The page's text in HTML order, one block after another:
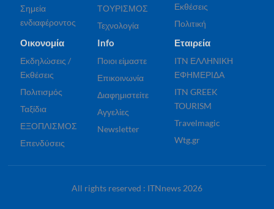
Σημεία
ενδιαφέροντος
ΤΟΥΡΙΣΜΟΣ
Τεχνολογία
Εκθέσεις
Πολιτική
Οικονομία
Εκδηλώσεις /
Εκθέσεις
Πολιτισμός
Ταξίδια
ΕΞΟΠΛΙΣΜΟΣ
Επενδύσεις
Info
Ποιοι είμαστε
Επικοινωνία
Διαφημιστείτε
Αγγελίες
Newsletter
Εταιρεία
ITN ΕΛΛΗΝΙΚΗ
ΕΦΗΜΕΡΙΔΑ
ITN GREEK
TOURISM
Travelmagic
Wtg.gr
All rights reserved : ITNnews 2026